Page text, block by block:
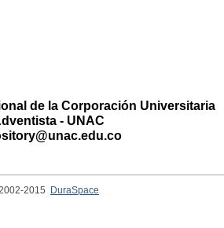
de la Corporación Universitaria
- UNAC
2015
DuraSpace